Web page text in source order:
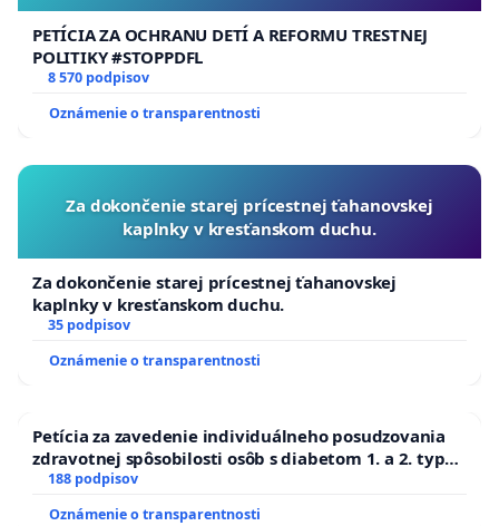
PETÍCIA ZA OCHRANU DETÍ A REFORMU TRESTNEJ
POLITIKY #STOPPDFL
8 570 podpisov
Oznámenie o transparentnosti
Za dokončenie starej prícestnej ťahanovskej
kaplnky v kresťanskom duchu.
Za dokončenie starej prícestnej ťahanovskej
kaplnky v kresťanskom duchu.
35 podpisov
Oznámenie o transparentnosti
Petícia za zavedenie individuálneho posudzovania
zdravotnej spôsobilosti osôb s diabetom 1. a 2. typu
pri prijímaní do Policajného zboru SR
188 podpisov
Oznámenie o transparentnosti